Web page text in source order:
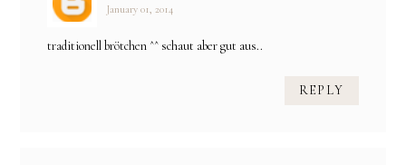
January 01, 2014
traditionell brötchen ^^ schaut aber gut aus..
REPLY